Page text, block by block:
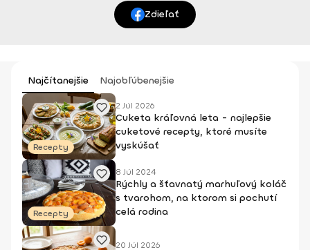
Zdieľať
Najčítanejšie Najobľúbenejšie
Recepty
2 Júl 2026
Cuketa kráľovná leta - najlepšie
cuketové recepty, ktoré musíte
vyskúšať
Recepty
8 Júl 2024
Rýchly a šťavnatý marhuľový koláč
s tvarohom, na ktorom si pochutí
celá rodina
20 Júl 2026